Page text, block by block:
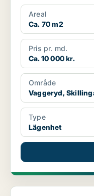
Areal
Ca. 70 m2
Pris pr. md.
Ca. 10 000 kr.
Område
Vaggeryd,
Type
Lägenhet
Lägenhet i Vaggeryd